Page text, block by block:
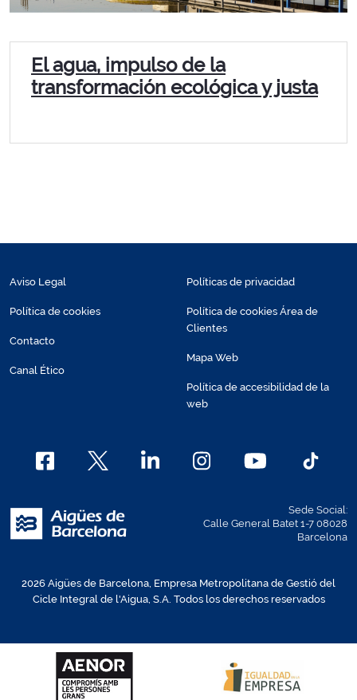
El agua, impulso de la
transformación ecológica y justa
Aviso Legal
Política de cookies
Contacto
Canal Ético
Políticas de privacidad
Política de cookies Área de
Clientes
Mapa Web
Política de accesibilidad de la
web
Sede Social:
Calle General Batet 1-7 08028
Barcelona
2026 Aigües de Barcelona, Empresa Metropolitana de Gestió del
Cicle Integral de l'Aigua, S.A. Todos los derechos reservados